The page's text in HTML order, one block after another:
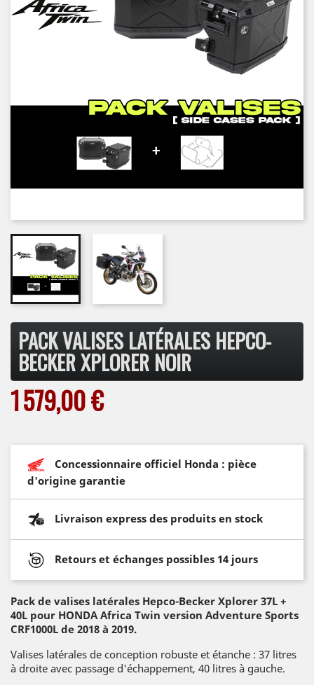
PACK VALISES LATÉRALES HEPCO-
BECKER XPLORER NOIR
1 579,00 €
Concessionnaire officiel Honda : pièce
d'origine garantie
Livraison express des produits en stock
Retours et échanges possibles 14 jours
Pack de valises latérales Hepco-Becker Xplorer 37L +
40L pour HONDA Africa Twin version Adventure Sports
CRF1000L de 2018 à 2019.
Valises latérales de conception robuste et étanche : 37 litres
à droite avec passage d'échappement, 40 litres à gauche.